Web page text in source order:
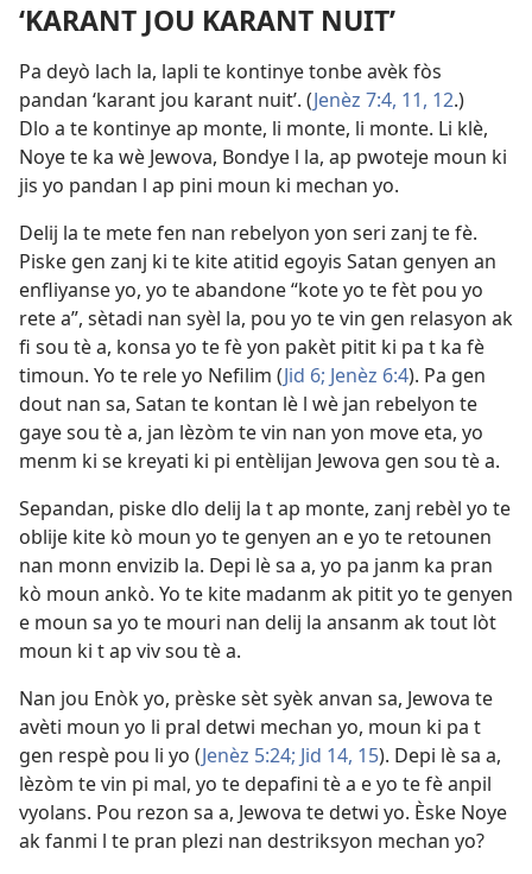
‘KARANT JOU KARANT NUIT’
Pa deyò lach la, lapli te kontinye tonbe avèk fòs
pandan ‘karant jou karant nuit’. (Jenèz 7:4, 11, 12.)
Dlo a te kontinye ap monte, li monte, li monte. Li klè,
Noye te ka wè Jewova, Bondye l la, ap pwoteje moun ki
jis yo pandan l ap pini moun ki mechan yo.
Delij la te mete fen nan rebelyon yon seri zanj te fè.
Piske gen zanj ki te kite atitid egoyis Satan genyen an
enfliyanse yo, yo te abandone “kote yo te fèt pou yo
rete a”, sètadi nan syèl la, pou yo te vin gen relasyon ak
fi sou tè a, konsa yo te fè yon pakèt pitit ki pa t ka fè
timoun. Yo te rele yo Nefilim (Jid 6; Jenèz 6:4). Pa gen
dout nan sa, Satan te kontan lè l wè jan rebelyon te
gaye sou tè a, jan lèzòm te vin nan yon move eta, yo
menm ki se kreyati ki pi entèlijan Jewova gen sou tè a.
Sepandan, piske dlo delij la t ap monte, zanj rebèl yo te
oblije kite kò moun yo te genyen an e yo te retounen
nan monn envizib la. Depi lè sa a, yo pa janm ka pran
kò moun ankò. Yo te kite madanm ak pitit yo te genyen
e moun sa yo te mouri nan delij la ansanm ak tout lòt
moun ki t ap viv sou tè a.
Nan jou Enòk yo, prèske sèt syèk anvan sa, Jewova te
avèti moun yo li pral detwi mechan yo, moun ki pa t
gen respè pou li yo (Jenèz 5:24; Jid 14, 15). Depi lè sa a,
lèzòm te vin pi mal, yo te depafini tè a e yo te fè anpil
vyolans. Pou rezon sa a, Jewova te detwi yo. Èske Noye
ak fanmi l te pran plezi nan destriksyon mechan yo?